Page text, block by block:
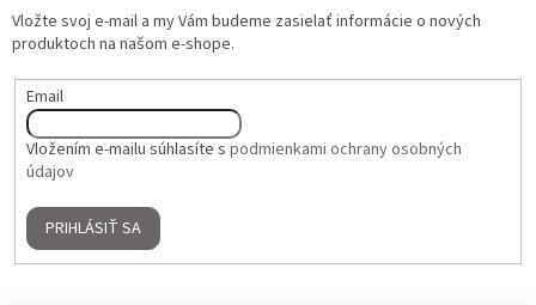
Vložte svoj e-mail a my Vám budeme zasielať informácie o nových
produktoch na našom e-shope.
Email
Vložením e-mailu súhlasíte s podmienkami ochrany osobných
údajov
PRIHLÁSIŤ SA